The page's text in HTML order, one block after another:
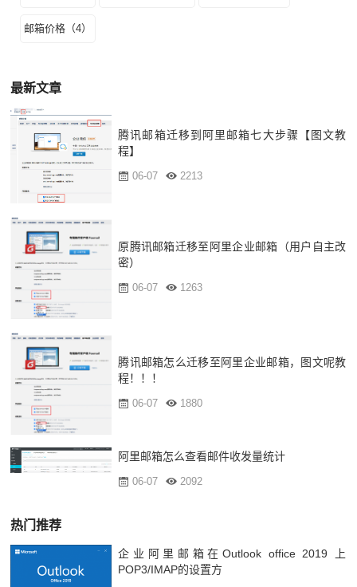
邮箱价格（4）
最新文章
腾讯邮箱迁移到阿里邮箱七大步骤【图文教
程】
06-07 2213
原腾讯邮箱迁移至阿里企业邮箱（用户自主改
密）
06-07 1263
腾讯邮箱怎么迁移至阿里企业邮箱，图文呢教
程！！！
06-07 1880
阿里邮箱怎么查看邮件收发量统计
06-07 2092
热门推荐
企业阿里邮箱在Outlook office 2019 上
POP3/IMAP的设置方